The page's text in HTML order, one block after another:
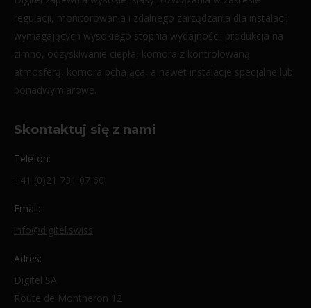
regulacji, monitorowania i zdalnego zarządzania dla instalacji
wymagających wysokiego stopnia wydajności: produkcja na
zimno, odzyskiwanie ciepła, komora z kontrolowaną
atmosferą, komora pchająca, a nawet instalacje specjalne lub
ponadwymiarowe.
Skontaktuj się z nami
Telefon:
+41 (0)21 731 07 60
Email:
info@digitel.swiss
Adres:
Digitel SA
Route de Montheron 12